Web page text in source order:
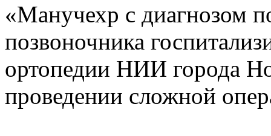
«Манучехр с диагнозом
позвоночника
ортопедии НИИ города
проведении сложной